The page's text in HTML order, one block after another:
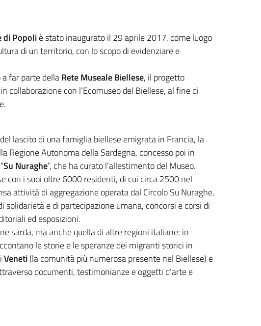
di Popoliè stato inaugurato il 29 aprile 2017, come luogo
di un territorio, con lo scopo di evidenziare e
far parte dellaRete Museale Biellese, il progetto
collaborazione con l’Ecomuseo del Biellese, al fine di
lascito di una famiglia biellese emigrata in Francia, la
Regione Autonoma della Sardegna, concesso poi in
Su Nuraghe”, che ha curato l’allestimento del Museo.
con i suoi oltre 6000 residenti, di cui circa 2500 nel
attività di aggregazione operata dal Circolo Su Nuraghe,
e di partecipazione umana, concorsi e corsi di
ed esposizioni.
sarda, ma anche quella di altre regioni italiane: in
le storie e le speranze dei migranti storici in
Veneti(la comunità più numerosa presente nel Biellese) e
documenti, testimonianze e oggetti d’arte e